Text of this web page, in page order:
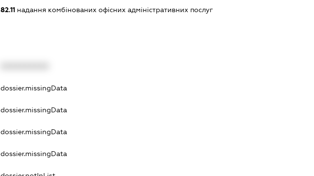
82.11надання комбінованих офісних адміністративних послуг
dossier.missingData
dossier.missingData
dossier.missingData
dossier.missingData